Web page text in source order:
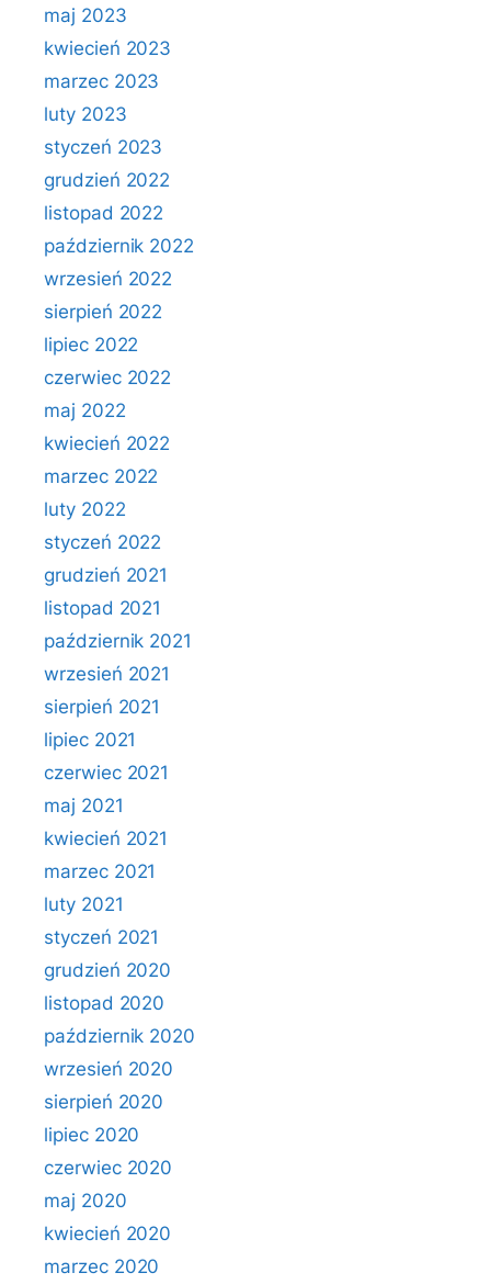
maj 2023
kwiecień 2023
marzec 2023
luty 2023
styczeń 2023
grudzień 2022
listopad 2022
październik 2022
wrzesień 2022
sierpień 2022
lipiec 2022
czerwiec 2022
maj 2022
kwiecień 2022
marzec 2022
luty 2022
styczeń 2022
grudzień 2021
listopad 2021
październik 2021
wrzesień 2021
sierpień 2021
lipiec 2021
czerwiec 2021
maj 2021
kwiecień 2021
marzec 2021
luty 2021
styczeń 2021
grudzień 2020
listopad 2020
październik 2020
wrzesień 2020
sierpień 2020
lipiec 2020
czerwiec 2020
maj 2020
kwiecień 2020
marzec 2020